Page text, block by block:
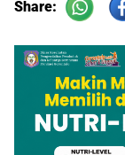
Share: